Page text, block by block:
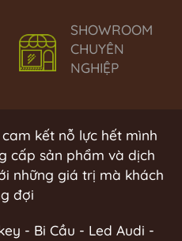
SHOWROOM
CHUYÊN
NGHIỆP
kết nỗ lực hết mình
cấp sản phẩm và dịch
những giá trị mà khách
đợi
- Bi Cầu - Led Audi -